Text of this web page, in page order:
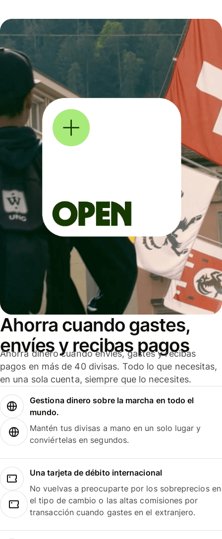
Ahorra cuando gastes,
envíes y recibas pagos
Ahorra dinero cuando envíes, gastes y recibas
pagos en más de 40 divisas. Todo lo que necesitas,
en una sola cuenta, siempre que lo necesites.
Gestiona dinero sobre la marcha en todo el
mundo.
Mantén tus divisas a mano en un solo lugar y
conviértelas en segundos.
Una tarjeta de débito internacional
No vuelvas a preocuparte por los sobreprecios en
el tipo de cambio o las altas comisiones por
transacción cuando gastes en el extranjero.